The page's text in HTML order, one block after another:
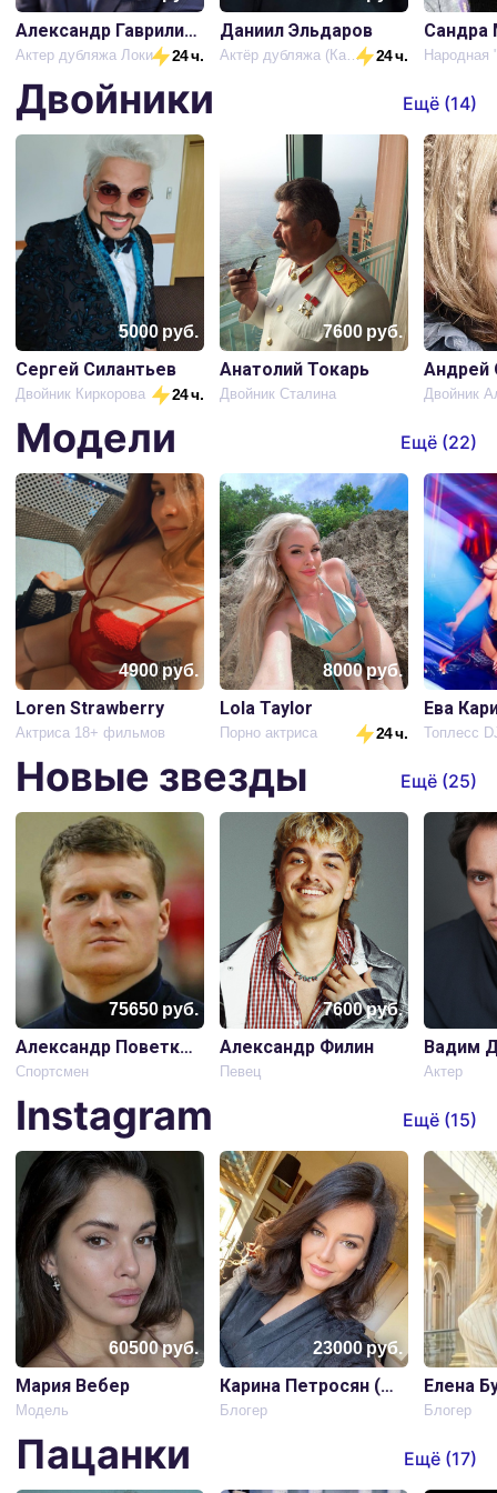
Александр Гаврилин (голос Локи)
Актер дубляжа Локи 24 ч.
Даниил Эльдаров
Актёр дубляжа (Капитан Америка) 24 ч.
Сандра
Двойники Ещё (14)
5000руб.
Сергей Силантьев
Двойник Киркорова 24 ч.
7600руб.
Анатолий Токарь
Двойник Сталина
Андрей
Модели Ещё (22)
4900руб.
Loren Strawberry
Актриса 18+ фильмов
8000руб.
Lola Taylor
Порно актриса 24 ч.
Ева
Новые звезды Ещё (25)
75650руб.
Александр Поветкин
Спортсмен
7600руб.
Александр Филин
Певец
Вадим
Актер
Instagram Ещё (15)
60500руб.
Мария Вебер
Модель
23000руб.
Карина Петросян (Матильда)
Блогер
Елена
Блогер
Пацанки Ещё (17)